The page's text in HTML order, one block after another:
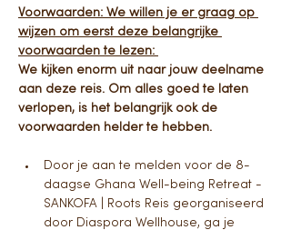
Voorwaarden: We willen je er graag op
wijzen om eerst deze belangrijke
voorwaarden te lezen:
We kijken enorm uit naar jouw deelname
aan deze reis. Om alles goed te laten
verlopen, is het belangrijk ook de
voorwaarden helder te hebben.
Door je aan te melden voor de 8-
daagse Ghana Well-being Retreat -
SANKOFA | Roots Reis georganiseerd
door Diaspora Wellhouse, ga je